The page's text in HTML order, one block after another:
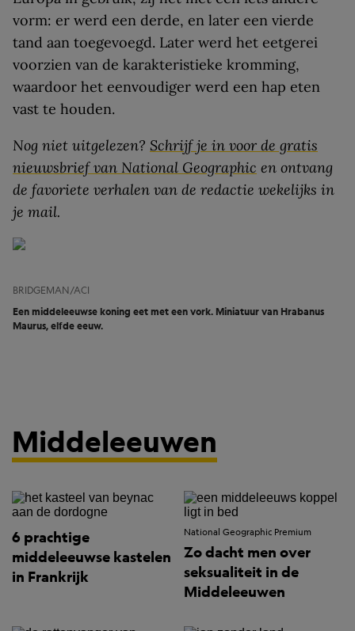
vorm: er werd een derde, en later een vierde
tand aan toegevoegd. Later werd het eetgerei
voorzien van de karakteristieke kromming,
waardoor het eenvoudiger werd een hap eten
vast te houden.
Nog niet uitgelezen? Schrijf je in voor de gratis
nieuwsbrief van National Geographic en ontvang
de favoriete verhalen van de redactie wekelijks in
je mail.
BRIDGEMAN/ACI
Een middeleeuwse koning eet met een vork. Miniatuur van Hrabanus
Maurus, elfde eeuw.
Middeleeuwen
6 prachtige
middeleeuwse kastelen
in Frankrijk
National Geographic Premium
Zo dacht men over
seksualiteit in de
Middeleeuwen